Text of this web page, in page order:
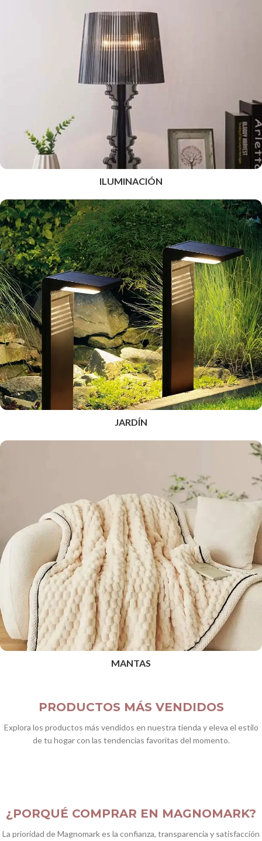
ILUMINACIÓN
JARDÍN
MANTAS
PRODUCTOS MÁS VENDIDOS
Explora los productos más vendidos en nuestra tienda y eleva el estilo
de tu hogar con las tendencias favoritas del momento.
¿PORQUÉ COMPRAR EN MAGNOMARK?
La prioridad de Magnomark es la confianza, transparencia y satisfacción